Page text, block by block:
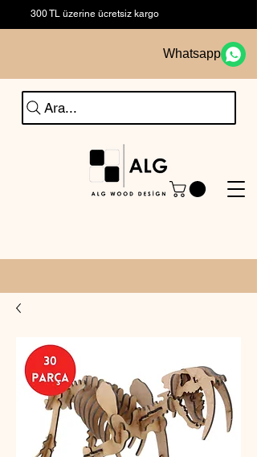
300 TL üzerine ücretsiz kargo
Ara...
Whatsapp